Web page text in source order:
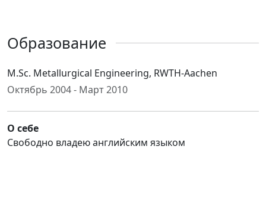
Образование
M.Sc. Metallurgical Engineering, RWTH-Aachen
Октябрь 2004 - Март 2010
О себе
Свободно владею английским языком